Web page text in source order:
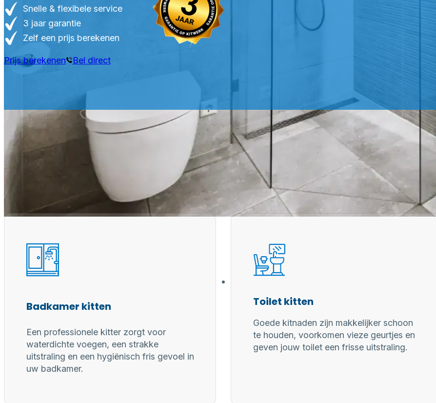
Snelle & flexibele service
3 jaar garantie
Zelf een prijs berekenen
Prijs berekenen Bel direct
PROFESSIONELE KITTER TUNGELROY
Waarom een professionele kitter?
Professioneel gereedschap, juiste materialen en ervaring zorgen
voor duurzaam, waterdicht en perfect afgewerkt kitwerk
Badkamer kitten
Een professionele kitter zorgt voor
waterdichte voegen, een strakke
uitstraling en een hygiënisch fris gevoel in
uw badkamer.
Toilet kitten
Goede kitnaden zijn makkelijker schoon
te houden, voorkomen vieze geurtjes en
geven jouw toilet een frisse uitstraling.